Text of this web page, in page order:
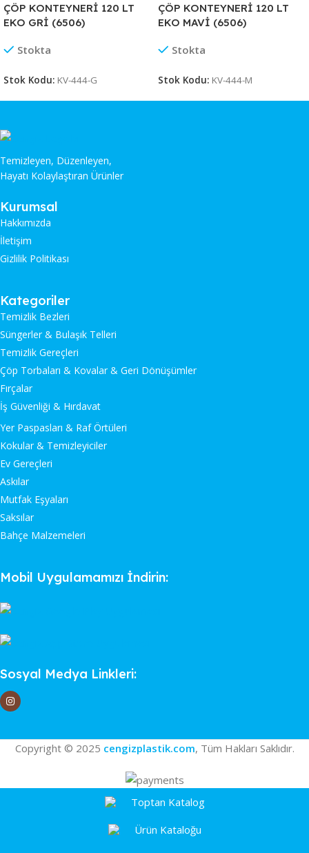
ÇÖP KONTEYNERİ 120 LT
EKO GRİ (6506)
Stokta
Stok Kodu: KV-444-G
ÇÖP KONTEYNERİ 120 LT
EKO MAVİ (6506)
Stokta
Stok Kodu: KV-444-M
Temizleyen, Düzenleyen,
Hayatı Kolaylaştıran Ürünler
Kurumsal
Hakkımızda
İletişim
Gizlilik Politikası
Kategoriler
Temizlik Bezleri
Süngerler & Bulaşık Telleri
Temizlik Gereçleri
Çöp Torbaları & Kovalar & Geri Dönüşümler
Fırçalar
İş Güvenliği & Hırdavat
Yer Paspasları & Raf Örtüleri
Kokular & Temizleyiciler
Ev Gereçleri
Askılar
Mutfak Eşyaları
Saksılar
Bahçe Malzemeleri
Mobil Uygulamamızı İndirin:
Sosyal Medya Linkleri:
Copyright © 2025 cengizplastik.com, Tüm Hakları Saklıdır.
Toptan Katalog
Ürün Kataloğu